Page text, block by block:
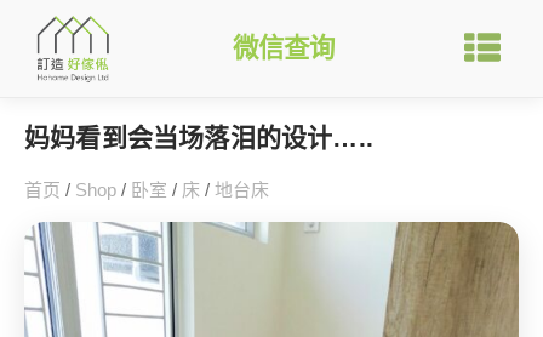
微信查询
妈妈看到会当场落泪的设计…..
首页 / Shop / 卧室 / 床 / 地台床